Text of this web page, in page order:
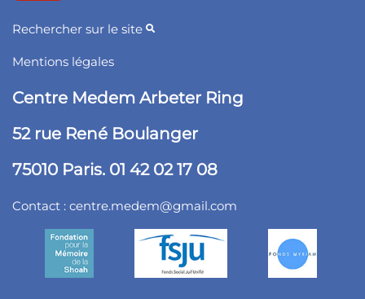
Rechercher sur le site
Mentions légales
Centre Medem Arbeter Ring
52 rue René Boulanger
75010 Paris. 01 42 02 17 08
Contact : centre.medem@gmail.com